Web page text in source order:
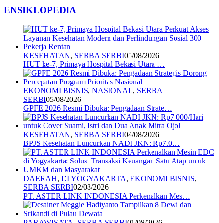
ENSIKLOPEDIA
KESEHATAN, SERBA SERBI05/08/2026
HUT ke-7, Primaya Hospital Bekasi Utara …
EKONOMI BISNIS, NASIONAL, SERBA
SERBI05/08/2026
GPFE 2026 Resmi Dibuka: Pengadaan Strate…
KESEHATAN, SERBA SERBI04/08/2026
BPJS Kesehatan Luncurkan NADI JKN: Rp7.0…
DAERAH, DI YOGYAKARTA, EKONOMI BISNIS,
SERBA SERBI02/08/2026
PT. ASTER LINK INDONESIA Perkenalkan Mes…